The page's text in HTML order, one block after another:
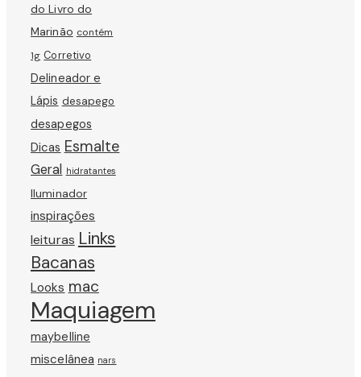
do Livro do
Marinão contém
1g Corretivo
Delineador e
Lápis desapego
desapegos
Dicas Esmalte
Geral hidratantes
Iluminador
inspirações
leituras Links
Bacanas
Looks mac
Maquiagem
maybelline
miscelânea nars